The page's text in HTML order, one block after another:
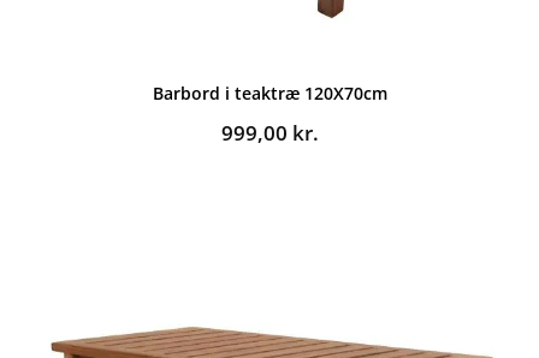
Barbord i teaktræ 120X70cm
999,00 kr.